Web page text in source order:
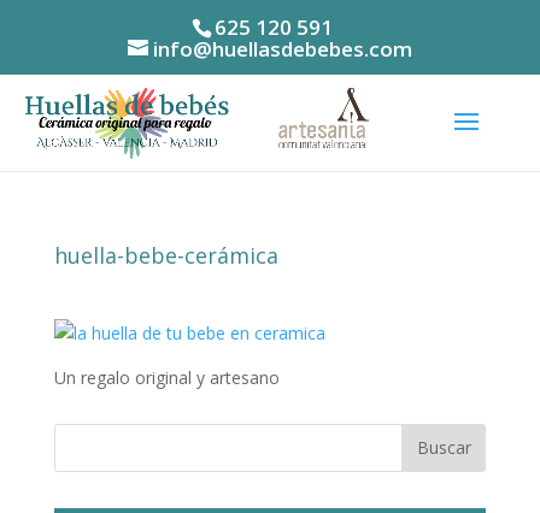
625 120 591
info@huellasdebebes.com
huella-bebe-cerámica
Un regalo original y artesano